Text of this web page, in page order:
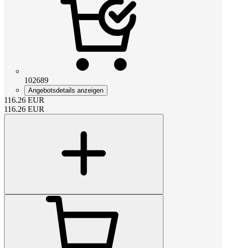
102689
Angebotsdetails anzeigen
116.26 EUR
116.26 EUR